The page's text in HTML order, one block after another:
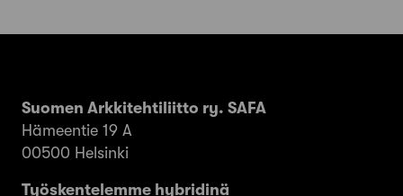
Suomen Arkkitehtiliitto ry. SAFA
Hämeentie 19 A
00500 Helsinki
Työskentelemme hybridinä